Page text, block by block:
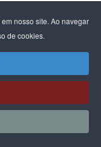
nosso site. Ao navegar
de cookies.
ASSEMBLEIA GERAL
BRASIL FEMINISTA E
E ANTIRRACISTA É